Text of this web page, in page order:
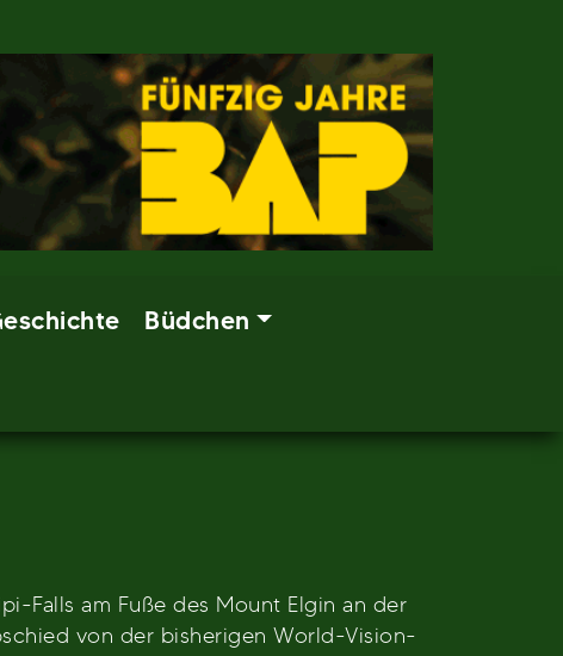
Büdchen
Falls am Fuße des Mount Elgin an der
von der bisherigen World-Vision-